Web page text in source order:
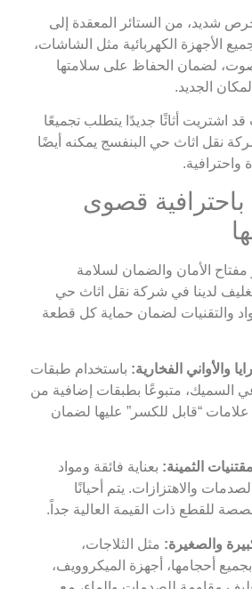
شديد، من الستائر المعقدة إلى
الأجهزة الكهربائية مثل الشاشات،
لضمان الحفاظ على سلامتها
الجديد.
قد اشتريت أثاثًا جديدًا يتطلب تجميعًا
نقل اثاث حي البنفسج يمكنه أيضًا
واحترافية.
باحترافية قصوى
مفتاح الأمان والضمان لسلامة
لدينا في شركة نقل اثاث حي
والتقنيات لضمان حماية كل قطعة
والأواني الفخارية: باستخدام طبقات
السميك، متبوعًا بطبقات إضافية من
“قابل للكسر” عليها لضمان
الثمينة: بعناية فائقة ومواد
والاهتزازات. يتم أحيانًا
للقطع ذات القيمة العالية جداً.
والصغيرة: مثل الثلاجات،
أحجامها، أجهزة الميكروويف،